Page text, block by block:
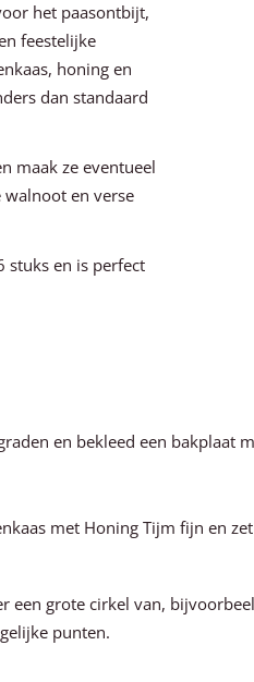
het paasontbijt,
feestelijke
honing en
dan standaard
maak ze eventueel
en verse
stuks en is perfect
en bekleed een bakplaat
met Honing Tijm fijn en
een grote cirkel van,
punten.